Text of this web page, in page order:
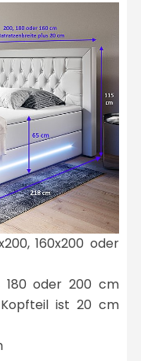
oder
200 cm
ist 20 cm